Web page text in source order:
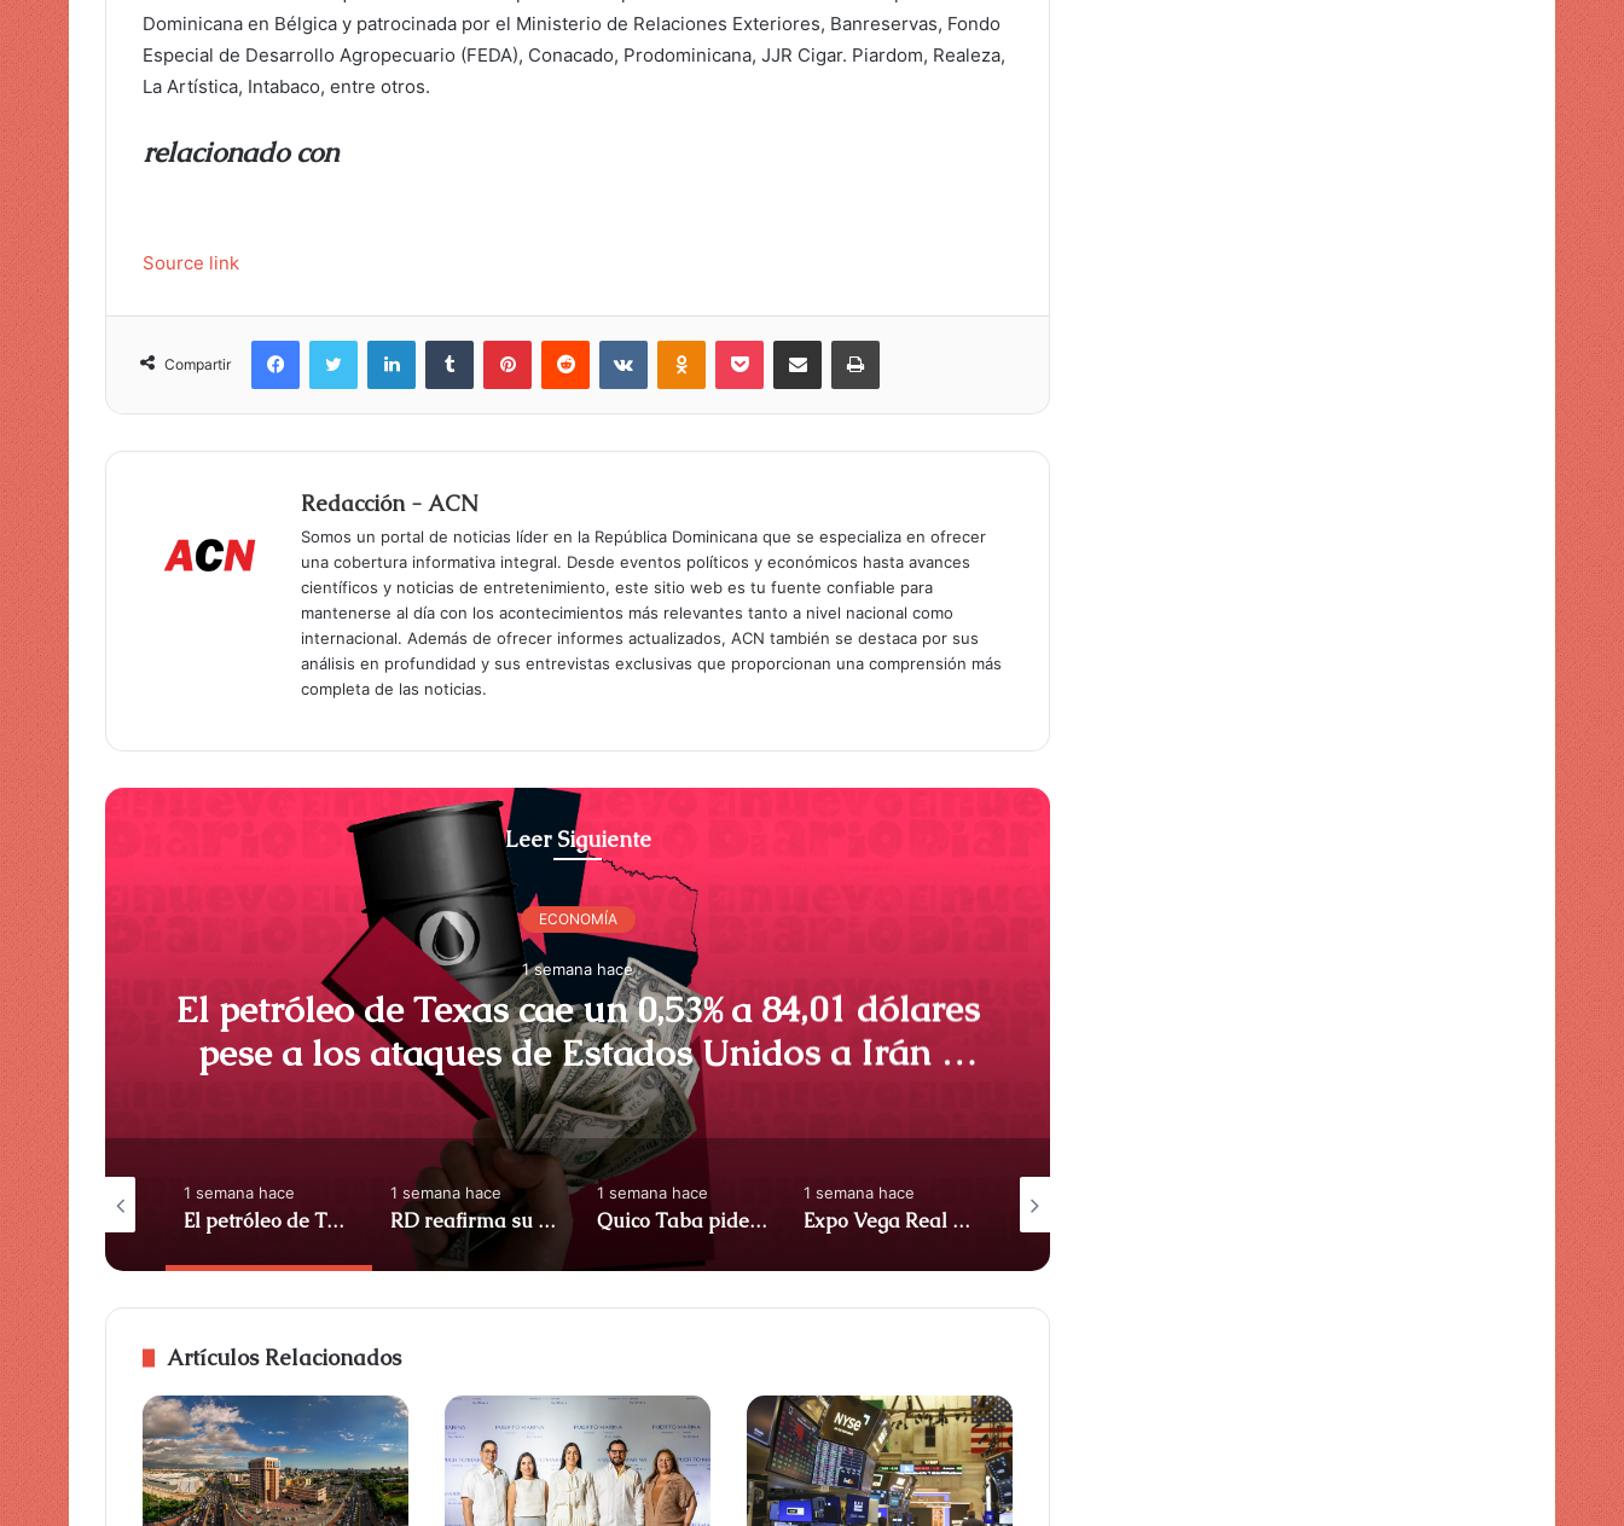
Dominicana en Bélgica y patrocinada por el Ministerio de Relaciones Exteriores, Banreservas, Fondo
Especial de Desarrollo Agropecuario (FEDA), Conacado, Prodominicana, JJR Cigar. Piardom, Realeza,
La Artística, Intabaco, entre otros.
relacionado con
Source link
Compartir
Redacción - ACN
Somos un portal de noticias líder en la República Dominicana que se especializa en ofrecer
una cobertura informativa integral. Desde eventos políticos y económicos hasta avances
científicos y noticias de entretenimiento, este sitio web es tu fuente confiable para
mantenerse al día con los acontecimientos más relevantes tanto a nivel nacional como
internacional. Además de ofrecer informes actualizados, ACN también se destaca por sus
análisis en profundidad y sus entrevistas exclusivas que proporcionan una comprensión más
completa de las noticias.
Leer Siguiente
ECONOMÍA
1 semana hace
El petróleo de Texas cae un 0,53% a 84,01 dólares
pese a los ataques de Estados Unidos a Irán –
ACN (República Dominicana)
RD reafirma su liderazgo
inversión, atrayendo
– ACN (República
hace
Banreservas y banco popular solucionan desafíos y oportunidades para el sistema financiero nacional – ACN (República Dominicana)
1 semana hace
El petróleo de Texas cae un 0,53% a 84,01 dólares pese a los ataques de Estados Unidos a Irán – ACN (República Dominicana)
1 semana hace
RD reafirma su liderazgo como destino de inversión, atrayendo US$3.276,5 millones en IED – ACN (República Dominicana)
1 semana hace
Quico Taba pide suspender cambios en operaciones de juego hasta que se apruebe nueva ley – ACN (República Dominicana)
1 semana hace
Expo Vega Real 2026 abre sus puertas con más de 150 empresas y convoca a consejo de gobierno – ACN (República Dominicana) Copimecom exige mejores condiciones para que las MiPymes participen del crecimiento de la construcción – ACN (República Dominicana)
Artículos Relacionados